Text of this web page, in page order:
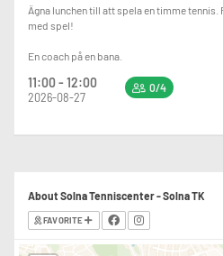
Ägna lunchen till att spela en timme
med spel!
En coach på en bana.
11:00 - 12:00
2026-08-27
0/4
About Solna Tenniscenter - Solna TK
FAVORITE